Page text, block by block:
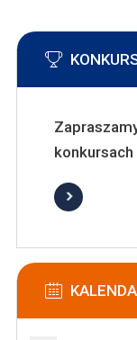
konkursach